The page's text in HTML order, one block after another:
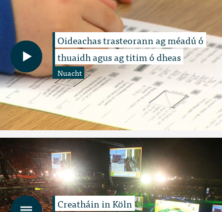
Oideachas trasteorann ag méadú ó
thuaidh agus ag titim ó dheas
Nuacht
Creatháin in Köln